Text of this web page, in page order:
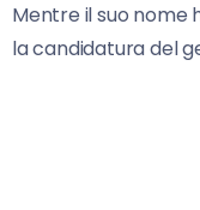
Mentre il suo nome
la candidatura del